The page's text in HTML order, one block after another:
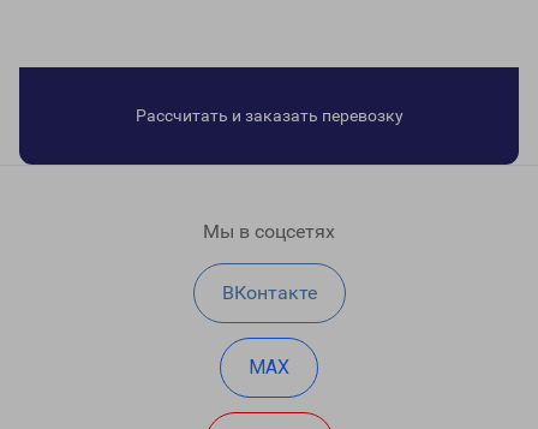
Рассчитать и заказать перевозку
Мы в соцсетях
ВКонтакте
MAX